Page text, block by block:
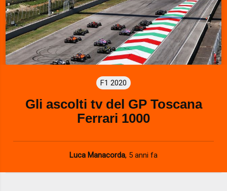
F1 2020
Gli ascolti tv del GP Toscana
Ferrari 1000
Luca Manacorda, 5 anni fa